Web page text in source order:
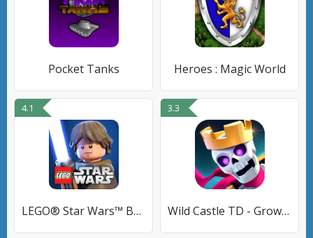
Pocket Tanks Heroes : Magic World
4.1
LEGO® Star Wars™ Battles: PVP
3.3
Wild Castle TD - Grow Empire